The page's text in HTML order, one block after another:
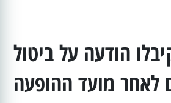
הודעה על ביטול
לאחר מועד ההופעה